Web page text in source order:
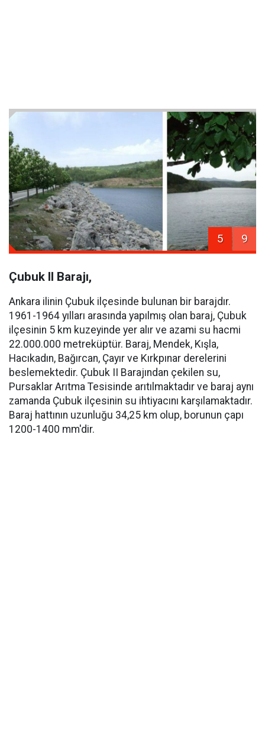
5 9
Çubuk II Barajı,
Ankara ilinin Çubuk ilçesinde bulunan bir barajdır.
1961-1964 yılları arasında yapılmış olan baraj, Çubuk
ilçesinin 5 km kuzeyinde yer alır ve azami su hacmi
22.000.000 metreküptür. Baraj, Mendek, Kışla,
Hacıkadın, Bağırcan, Çayır ve Kırkpınar derelerini
beslemektedir. Çubuk II Barajından çekilen su,
Pursaklar Arıtma Tesisinde arıtılmaktadır ve baraj aynı
zamanda Çubuk ilçesinin su ihtiyacını karşılamaktadır.
Baraj hattının uzunluğu 34,25 km olup, borunun çapı
1200-1400 mm'dir.